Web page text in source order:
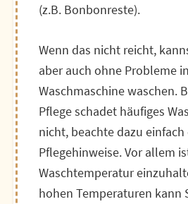
(z.B. Bonbonreste).
Wenn das nicht reicht,
aber auch ohne Probleme
Waschmaschine waschen.
Pflege schadet häufiges
nicht, beachte dazu einfach
Pflegehinweise. Vor allem
Waschtemperatur
hohen Temperaturen